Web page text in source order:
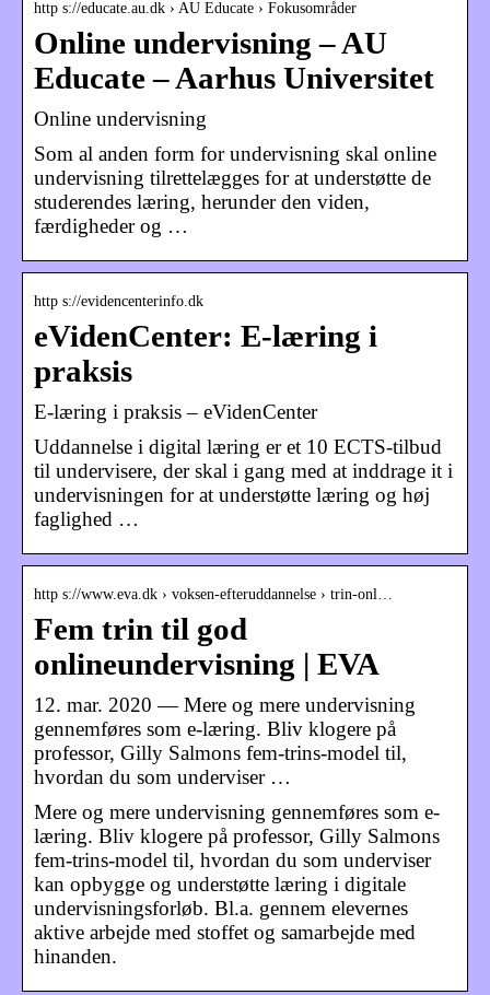
http s://educate.au.dk › AU Educate › Fokusområder
Online undervisning – AU
Educate – Aarhus Universitet
Online undervisning
Som al anden form for undervisning skal online
undervisning tilrettelægges for at understøtte de
studerendes læring, herunder den viden,
færdigheder og …
http s://evidencenterinfo.dk
eVidenCenter: E-læring i
praksis
E-læring i praksis – eVidenCenter
Uddannelse i digital læring er et 10 ECTS-tilbud
til undervisere, der skal i gang med at inddrage it i
undervisningen for at understøtte læring og høj
faglighed …
http s://www.eva.dk › voksen-efteruddannelse › trin-onl…
Fem trin til god
onlineundervisning | EVA
12. mar. 2020 — Mere og mere undervisning
gennemføres som e-læring. Bliv klogere på
professor, Gilly Salmons fem-trins-model til,
hvordan du som underviser …
Mere og mere undervisning gennemføres som e-
læring. Bliv klogere på professor, Gilly Salmons
fem-trins-model til, hvordan du som underviser
kan opbygge og understøtte læring i digitale
undervisningsforløb. Bl.a. gennem elevernes
aktive arbejde med stoffet og samarbejde med
hinanden.